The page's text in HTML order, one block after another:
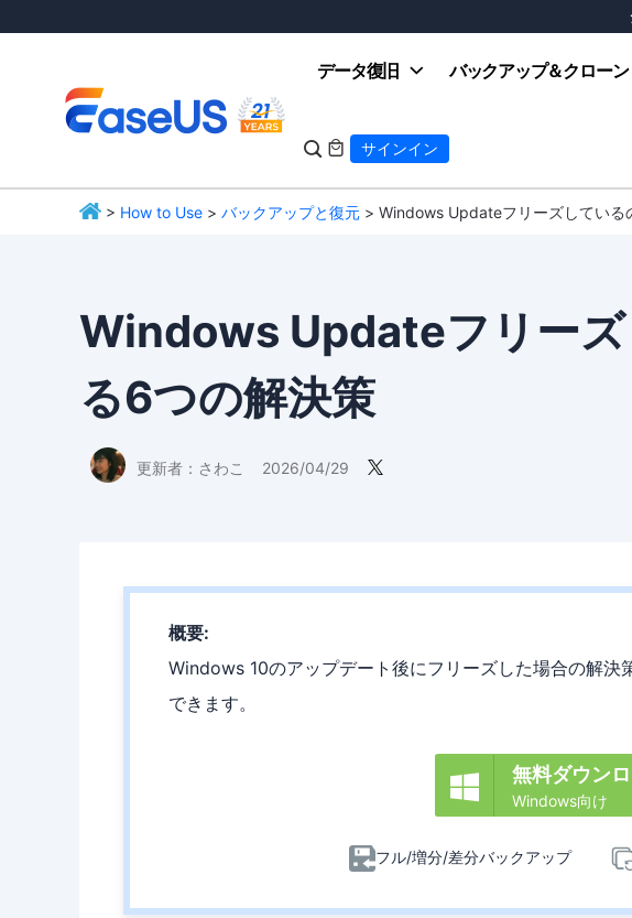
データ復旧 バックアップ＆クローン
  サインイン
> How to Use > バックアップと復元 > Windows Updateフリーズしている
Windows Updateフリー
る6つの解決策
更新者： さわこ 2026/04/29 
概要:
Windows 10のアップデート後にフリーズした場合の解決
できます。
 無料ダウン
Windows向け
フル/増分/差分バックアップ